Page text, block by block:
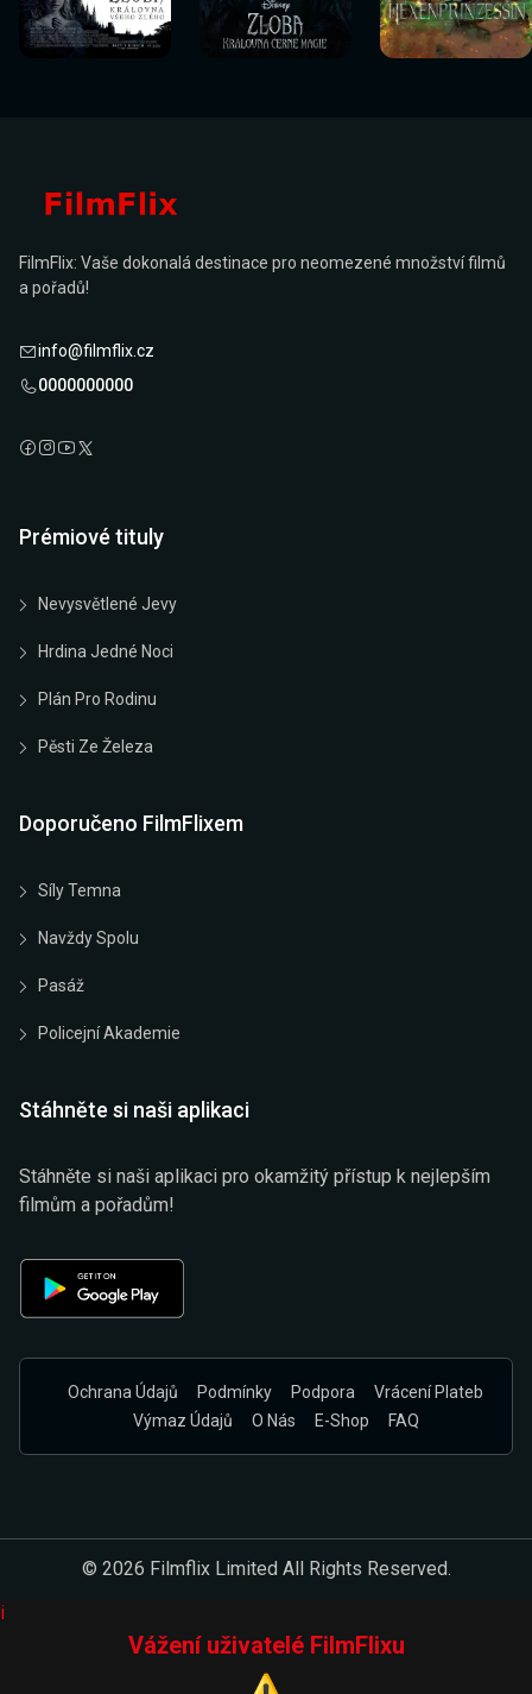
Sledovat
nyní
Sledovat
nyní
Sledovat
nyní
Sledovat
nyní
Sledovat
nyní
Sledovat
nyní
FilmFlix: Vaše dokonalá destinace pro neomezené množství filmů
a pořadů!
info@filmflix.cz
0000000000
Prémiové tituly
Nevysvětlené Jevy
Hrdina Jedné Noci
Plán Pro Rodinu
Pěsti Ze Železa
Doporučeno FilmFlixem
Síly Temna
Navždy Spolu
Pasáž
Policejní Akademie
Stáhněte si naši aplikaci
Stáhněte si naši aplikaci pro okamžitý přístup k nejlepším
filmům a pořadům!
Ochrana Údajů Podmínky Podpora
Vrácení Plateb
Výmaz Údajů
O Nás E-Shop FAQ
© 2026 Filmflix Limited All Rights Reserved.
i
Vážení uživatelé FilmFlixu